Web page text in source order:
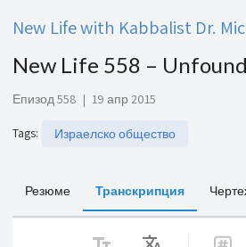
New Life with Kabbalist Dr.
New Life 558 –
Епизод 558 | 19 апр 2015
Tags: Израелско общество
Резюме Транскрипция